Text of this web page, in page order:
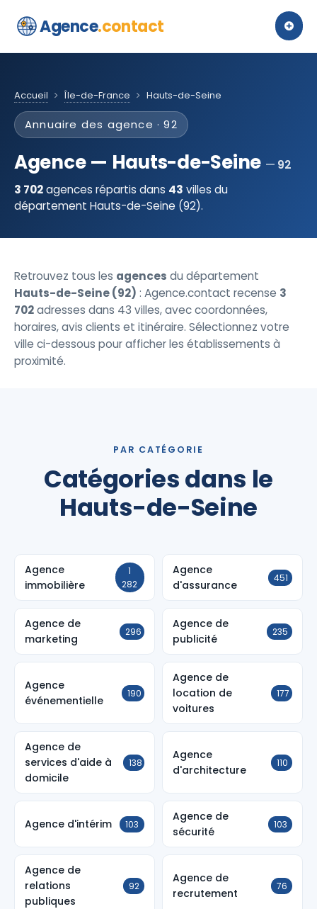
Agence.contact
Accueil Île-de-France Hauts-de-Seine
Annuaire des agence · 92
Agence — Hauts-de-Seine
92
3 702agences répartis dans 43 villes du
département Hauts-de-Seine (92).
Retrouvez tous les agences du département
Hauts-de-Seine (92) : Agence.contact recense 3
702adresses dans 43 villes, avec coordonnées,
horaires, avis clients et itinéraire. Sélectionnez votre
ville ci-dessous pour afficher les établissements à
proximité.
PAR CATÉGORIE
Catégories dans le
Hauts-de-Seine
Agence
immobilière
1
282
Agence
d'assurance
451
Agence de
marketing
296
Agence de
publicité
235
Agence
événementielle
190
Agence de
location de
voitures
177
Agence de
services d'aide à
domicile
138
Agence
d'architecture
110
Agence d'intérim 103
Agence de
sécurité
103
Agence de
relations
publiques
92
Agence de
recrutement
76